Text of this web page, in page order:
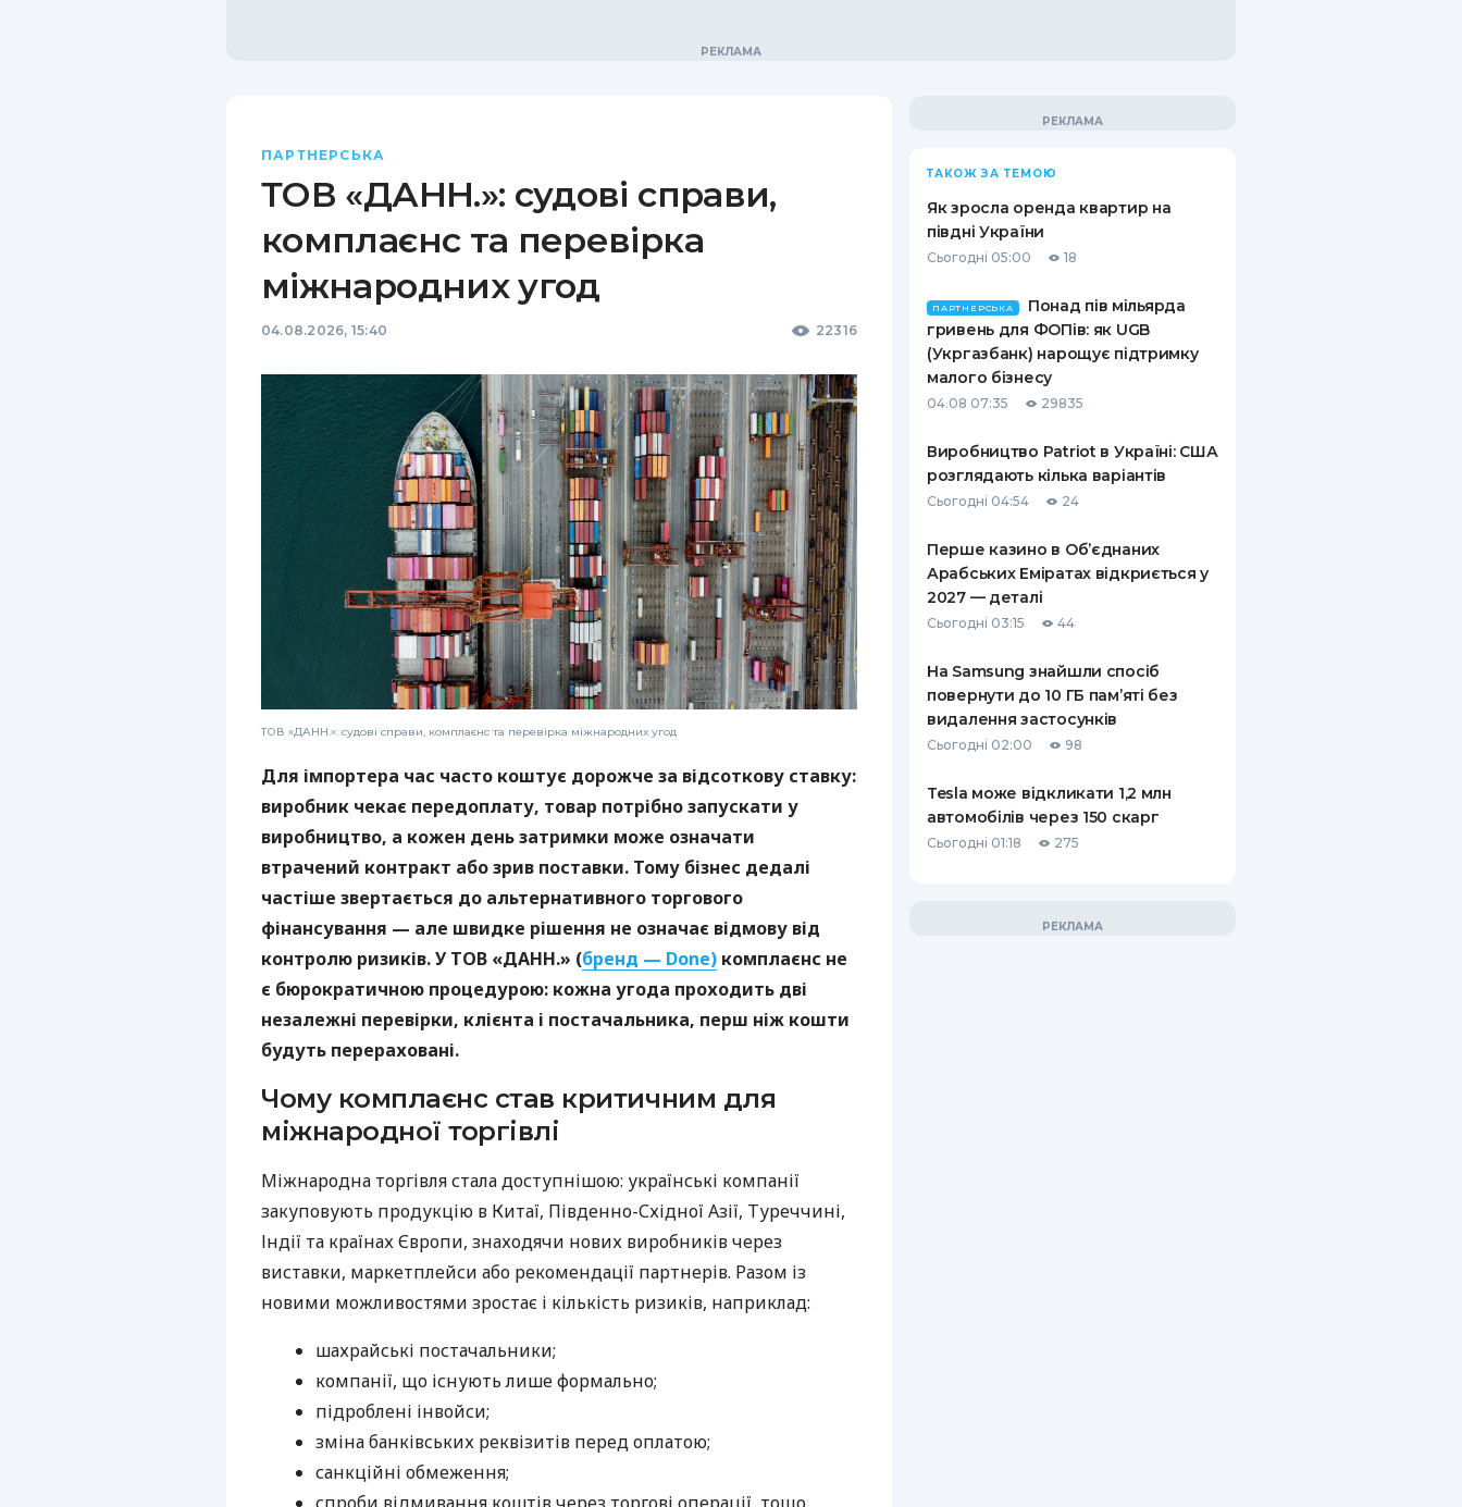
ПАРТНЕРСЬКА
ТОВ «ДАНН.»: судові справи,
комплаєнс та перевірка
міжнародних угод
04.08.2026, 15:40 22316
ТОВ «ДАНН.»: судові справи, комплаєнс та перевірка міжнародних угод
Для імпортера час часто коштує дорожче за відсоткову ставку:
виробник чекає передоплату, товар потрібно запускати у
виробництво, а кожен день затримки може означати
втрачений контракт або зрив поставки. Тому бізнес дедалі
частіше звертається до альтернативного торгового
фінансування — але швидке рішення не означає відмову від
контролю ризиків. У ТОВ «ДАНН.» (бренд — Done) комплаєнс не
є бюрократичною процедурою: кожна угода проходить дві
незалежні перевірки, клієнта і постачальника, перш ніж кошти
будуть перераховані.
Чому комплаєнс став критичним для
міжнародної торгівлі
Міжнародна торгівля стала доступнішою: українські компанії
закуповують продукцію в Китаї, Південно-Східної Азії, Туреччині,
Індії та країнах Європи, знаходячи нових виробників через
виставки, маркетплейси або рекомендації партнерів. Разом із
новими можливостями зростає і кількість ризиків, наприклад:
шахрайські постачальники;
компанії, що існують лише формально;
підроблені інвойси;
зміна банківських реквізитів перед оплатою;
санкційні обмеження;
ТАКОЖ ЗА ТЕМОЮ
Як зросла оренда квартир на
півдні України
Сьогодні 05:00 18
ПАРТНЕРСЬКА
Понад пів мільярда
гривень для ФОПів: як UGB
(Укргазбанк) нарощує підтримку
малого бізнесу
04.08 07:35 29835
Виробництво Patriot в Україні: США
розглядають кілька варіантів
Сьогодні 04:54 24
Перше казино в Об’єднаних
Арабських Еміратах відкриється у
2027 — деталі
Сьогодні 03:15 44
На Samsung знайшли спосіб
повернути до 10 ГБ пам’яті без
видалення застосунків
Сьогодні 02:00 98
Tesla може відкликати 1,2 млн
автомобілів через 150 скарг
Сьогодні 01:18 275